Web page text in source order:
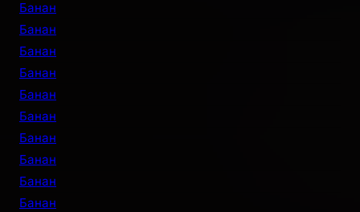
Банан
Банан
Банан
Банан
Банан
Банан
Банан
Банан
Банан
Банан